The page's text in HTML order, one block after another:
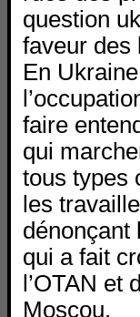
question
faveur des
En
faire
qui
tous types
les
dénonçant
qui a fait
l’OTAN
Moscou.